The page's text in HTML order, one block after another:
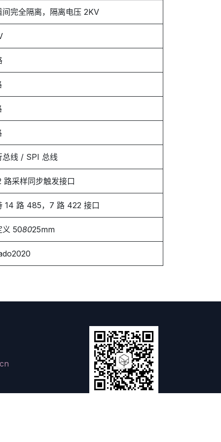
间完全隔离，隔离电压 2KV
总线 / SPI 总线
路采样同步触发接口
14 路 485，7 路 422 接口
义 508025mm